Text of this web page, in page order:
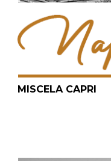
MISCELA CAPRI